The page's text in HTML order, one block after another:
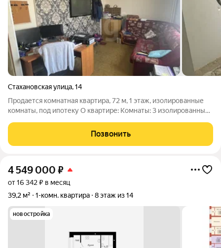
Стахановская улица,14
Продается комнатная квартира, 72 м, 1 этаж, изолированные
комнаты, под ипотеку О квартире: Комнаты: 3 изолированные
(удобно, если есть маленькие дети или пожилые
Позвонить
4 549 000 ₽
от 16 342 ₽ в месяц
39,2 м²
1-комн. квартира 8 этаж из 14
новостройка